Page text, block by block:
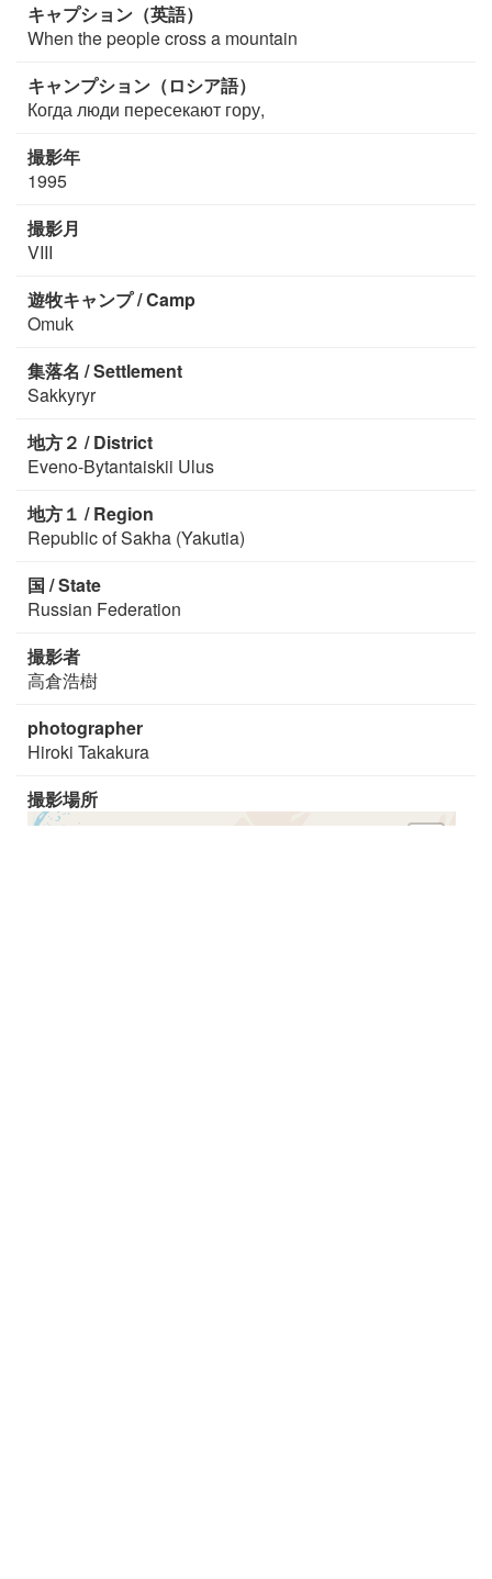
キャプション（英語）
When the people cross a mountain
キャンプション（ロシア語）
Когда люди пересекают гору,
撮影年
1995
撮影月
VIII
遊牧キャンプ / Camp
Omuk
集落名 / Settlement
Sakkyryr
地方２ / District
Eveno-Bytantaiskii Ulus
地方１ / Region
Republic of Sakha (Yakutia)
国 / State
Russian Federation
撮影者
高倉浩樹
photographer
Hiroki Takakura
撮影場所